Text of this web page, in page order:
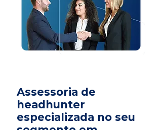
Assessoria de
headhunter
especializada no seu